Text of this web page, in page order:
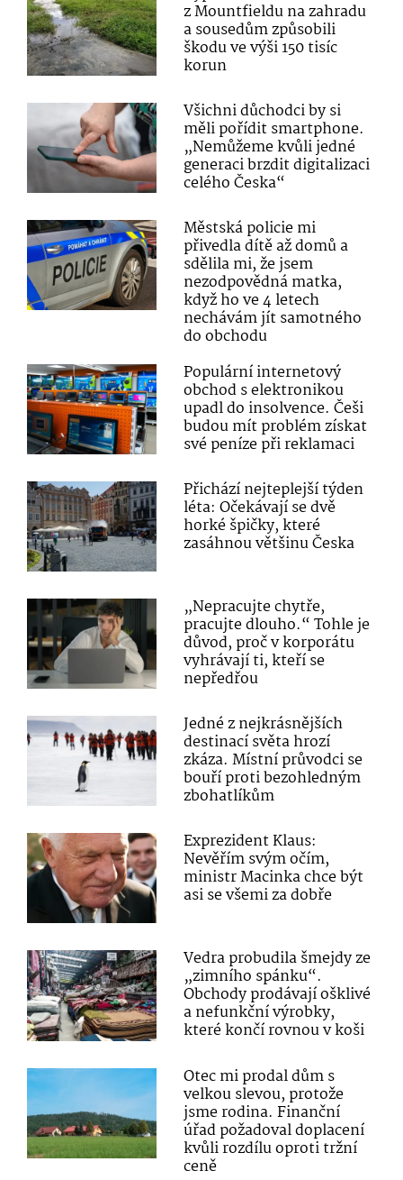
z Mountfieldu na zahradu
a sousedům způsobili
škodu ve výši 150 tisíc
korun
Všichni důchodci by si
měli pořídit smartphone.
„Nemůžeme kvůli jedné
generaci brzdit digitalizaci
celého Česka“
Městská policie mi
přivedla dítě až domů a
sdělila mi, že jsem
nezodpovědná matka,
když ho ve 4 letech
nechávám jít samotného
do obchodu
Populární internetový
obchod s elektronikou
upadl do insolvence. Češi
budou mít problém získat
své peníze při reklamaci
Přichází nejteplejší týden
léta: Očekávají se dvě
horké špičky, které
zasáhnou většinu Česka
„Nepracujte chytře,
pracujte dlouho.“ Tohle je
důvod, proč v korporátu
vyhrávají ti, kteří se
nepředřou
Jedné z nejkrásnějších
destinací světa hrozí
zkáza. Místní průvodci se
bouří proti bezohledným
zbohatlíkům
Exprezident Klaus:
Nevěřím svým očím,
ministr Macinka chce být
asi se všemi za dobře
Vedra probudila šmejdy ze
„zimního spánku“.
Obchody prodávají ošklivé
a nefunkční výrobky,
které končí rovnou v koši
Otec mi prodal dům s
velkou slevou, protože
jsme rodina. Finanční
úřad požadoval doplacení
kvůli rozdílu oproti tržní
ceně